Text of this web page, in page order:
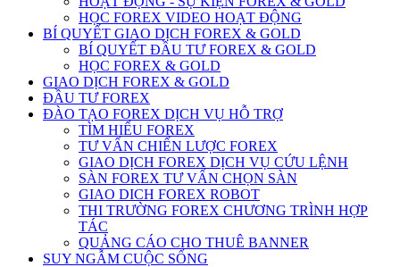
HỌC FOREX VIDEO HOẠT ĐỘNG
BÍ QUYẾT GIAO DỊCH FOREX & GOLD
BÍ QUYẾT ĐẦU TƯ FOREX & GOLD
HỌC FOREX & GOLD
GIAO DỊCH FOREX & GOLD
ĐẦU TƯ FOREX
ĐÀO TẠO FOREX DỊCH VỤ HỖ TRỢ
TÌM HIỂU FOREX
TƯ VẤN CHIẾN LƯỢC FOREX
GIAO DỊCH FOREX DỊCH VỤ CỨU LỆNH
SÀN FOREX TƯ VẤN CHỌN SÀN
GIAO DICH FOREX ROBOT
THI TRƯỜNG FOREX CHƯƠNG TRÌNH HỢP
TÁC
QUẢNG CÁO CHO THUÊ BANNER
SUY NGẪM CUỘC SỐNG